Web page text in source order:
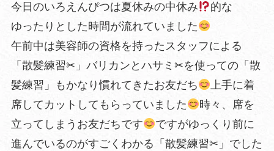
今日のいろえんぴつは夏休みの中休み
的な
ゆったりとした時間が流れていました
午前中は美容師の資格を持ったスタッフによる
「散髪練習✂︎」バリカンとハサミ✂︎を使っての「散
髪練習」もかなり慣れてきたお友だち
上手に着
席してカットしてもらっていました
時々、席を
立ってしまうお友だちです
ですがゆっくり前に
進んでいるのがすごくわかる「散髪練習✂︎」でした